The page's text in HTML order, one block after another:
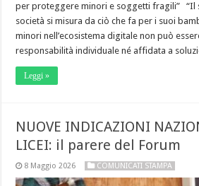
per proteggere minori e soggetti fragili” “Il
società si misura da ciò che fa per i suoi
minori nell’ecosistema digitale non può
responsabilità individuale né affidata a
Leggi »
NUOVE INDICAZIONI
LICEI: il parere del Forum
8 Maggio 2026 COMUNICATI STAMPA